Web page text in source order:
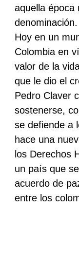
aquella época
denominación.
Hoy en un
Colombia en
valor de la
que le dio el
Pedro Claver
sostenerse,
se defiende a
hace una
los Derechos
un país que
acuerdo de
entre los